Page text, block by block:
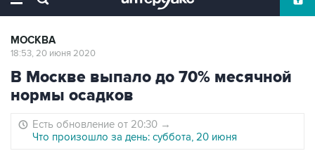
МОСКВА
18:53, 20 июня 2020
В Москве выпало до 70% месячной
нормы осадков
Есть обновление от 20:30 →
Что произошло за день: суббота, 20 июня